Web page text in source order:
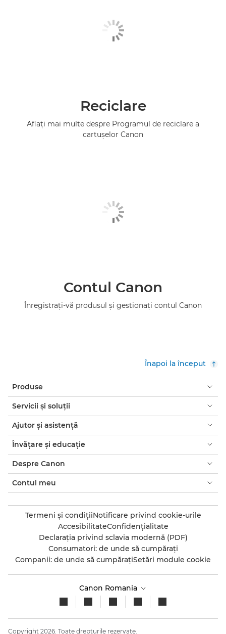
Reciclare
Aflaţi mai multe despre Programul de reciclare a
cartuşelor Canon
Contul Canon
Înregistraţi-vă produsul şi gestionaţi contul Canon
Înapoi la început
Produse
Servicii şi soluţii
Ajutor şi asistenţă
Învăţare şi educaţie
Despre Canon
Contul meu
Termeni şi condiţiiNotificare privind cookie-urile
AccesibilitateConfidenţialitate
Declaraţia privind sclavia modernă (PDF)
Consumatori: de unde să cumpăraţi
Companii: de unde să cumpăraţiSetări module cookie
Canon Romania
Copyright 2026. Toate drepturile rezervate.